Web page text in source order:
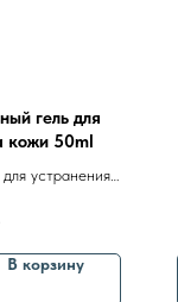
гель для
кожи 50ml
устранения
В корзину